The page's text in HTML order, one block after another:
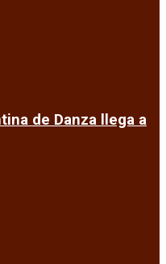
de Danza llega a